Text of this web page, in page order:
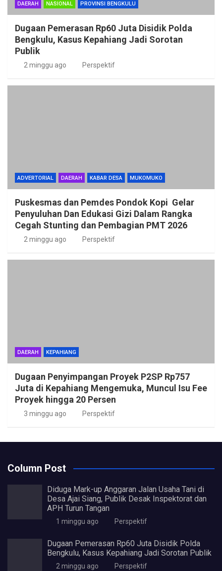
DAERAH NASIONAL PROVINSI BENGKULU
Dugaan Pemerasan Rp60 Juta Disidik Polda
Bengkulu, Kasus Kepahiang Jadi Sorotan
Publik
2 minggu ago Perspektif
ADVERTORIAL DAERAH KABAR DESA MUKOMUKO
Puskesmas dan Pemdes Pondok Kopi Gelar
Penyuluhan Dan Edukasi Gizi Dalam Rangka
Cegah Stunting dan Pembagian PMT 2026
2 minggu ago Perspektif
DAERAH KEPAHIANG
Dugaan Penyimpangan Proyek P2SP Rp757
Juta di Kepahiang Mengemuka, Muncul Isu Fee
Proyek hingga 20 Persen
3 minggu ago Perspektif
Column Post
Diduga Mark-up Anggaran Jalan Usaha Tani di
Desa Ajai Siang, Publik Desak Inspektorat dan
APH Turun Tangan
1 minggu ago Perspektif
Dugaan Pemerasan Rp60 Juta Disidik Polda
Bengkulu, Kasus Kepahiang Jadi Sorotan Publik
2 minggu ago Perspektif